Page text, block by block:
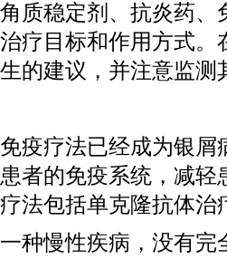
质稳定剂、抗炎药、
疗目标和作用方式。
的建议，并注意监测
疫疗法已经成为银屑
者的免疫系统，减轻
法包括单克隆抗体治
种慢性疾病，没有完